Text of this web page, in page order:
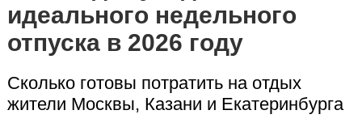
идеального недельного
отпуска в 2026 году
Сколько готовы потратить на отдых
жители Москвы, Казани и Екатеринбурга